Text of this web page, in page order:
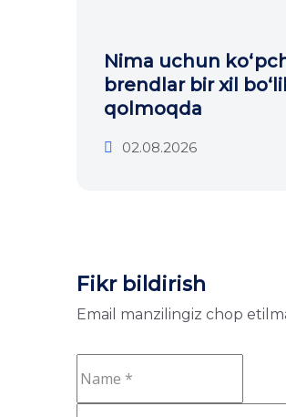
Nima uchun
brendlar bir xil
qolmoqda
02.08.2026
Fikr bildirish
Email manzilingiz chop